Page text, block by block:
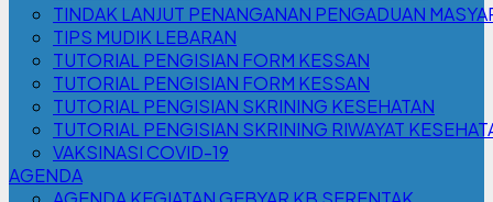
TINDAK LANJUT PENANGANAN PENGADUAN
TIPS MUDIK LEBARAN
TUTORIAL PENGISIAN FORM KESSAN
TUTORIAL PENGISIAN FORM KESSAN
TUTORIAL PENGISIAN SKRINING KESEHATAN
TUTORIAL PENGISIAN SKRINING RIWAYAT
VAKSINASI COVID-19
AGENDA